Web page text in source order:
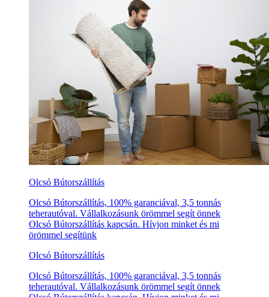
Olcsó Bútorszállítás
Olcsó Bútorszállítás, 100% garanciával, 3,5 tonnás
teherautóval. Vállalkozásunk örömmel segít önnek
Olcsó Bútorszállítás kapcsán. Hívjon minket és mi
örömmel segítünk
Olcsó Bútorszállítás
Olcsó Bútorszállítás, 100% garanciával, 3,5 tonnás
teherautóval. Vállalkozásunk örömmel segít önnek